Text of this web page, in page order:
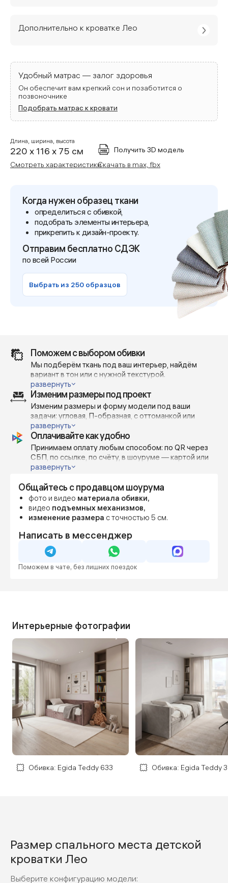
Дополнительно к кроватке Лео
Удобный матрас — залог здоровья
Он обеспечит вам крепкий сон и позаботится о
позвоночнике
Подобрать матрас к кровати
Длина, ширина, высота
220 x 116 x 75 см
Смотреть характеристики
Получить 3D модель
Скачать в max, fbx
Когда нужен образец ткани
определиться с обивкой,
подобрать элементы интерьера,
прикрепить к дизайн-проекту.
Отправим бесплатно СДЭК
по всей России
Выбрать из 250 образцов
Поможем с выбором обивки
Мы подберём ткань под ваш интерьер, найдём
вариант в тон или с нужной текстурой.
Отправим реальные фото и видео — без фильтров и
при дневном освещении, чтобы вы точно понимали,
как выглядит материал в жизни.
Поможем сделать выбор — с учётом вашей мебели,
проекта или личных предпочтений.
развернуть
Изменим размеры под проект
Изменим размеры и форму модели под ваши
задачи: угловая, П-образная, с оттоманкой или
открытым краем — всё возможно.
Изготавливаем по индивидуальным габаритам с
шагом 5-10 см, чтобы точно вписать диван в
пространство или дизайн-проект.
развернуть
Оплачивайте как удобно
Принимаем оплату любым способом: по QR через
СБП, по ссылке, по счёту, в шоуруме — картой или
наличными.
готовности.
Фиксируем цену сразу, даже если мебель
понадобится позже — чтобы вы были уверены в
бюджете и сроках.
развернуть
Общайтесь с продавцом шоурума
фото и видео материала обивки,
видео подъемных механизмов,
изменение размера с точностью 5 см.
Написать в мессенджер
Поможем в чате, без лишних поездок
Интерьерные фотографии
Обивка: Egida Teddy 633 Обивка: Egida Teddy
Размер спального места детской
кроватки Лео
Выберите конфигурацию модели: